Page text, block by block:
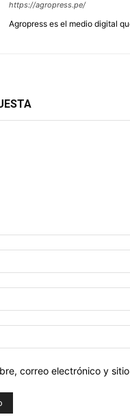
https://agropress.pe/
Agropress es el medio digital
correo electrónico y